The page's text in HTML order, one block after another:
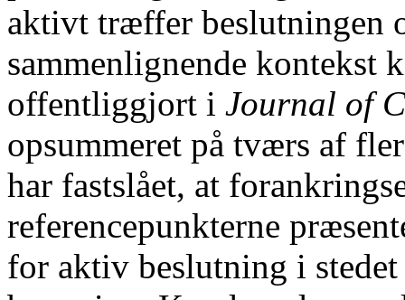
aktivt træffer beslutningen
sammenlignende kontekst
offentliggjort i Journal of
opsummeret på tværs af
har fastslået, at
referencepunkterne
for aktiv beslutning i